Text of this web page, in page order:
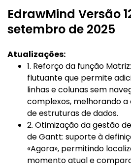
EdrawMind Versão
setembro de 2025
Atualizações:
1. Reforço da função
flutuante que permite
linhas e colunas sem
complexos, melhorando a
de estruturas de dados.
2. Otimização da gestão
de Gantt: suporte à
«Agora», permitindo
momento atual e